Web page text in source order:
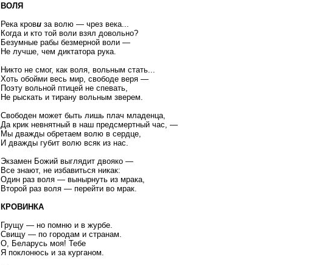
ВОЛЯ
Река крови за волю — чрез века...
Когда и кто той воли взял довольно?
Безумные рабы безмерной воли —
Не лучше, чем диктатора рука.
Никто не смог, как воля, вольным стать...
Хоть обойми весь мир, свободе веря —
Поэту вольной птицей не спевать,
Не рыскать и тирану вольным зверем.
Свободен может быть лишь плач младенца,
Да крик невнятный в наш предсмертный час, —
Мы дважды обретаем волю в сердце,
И дважды губит волю всяк из нас.
Экзамен Божий выглядит двояко —
Все знают, не избавиться никак:
Один раз воля — вынырнуть из мрака,
Второй раз воля — перейти во мрак.
КРОВИНКА
Грущу — но помню и в журбе.
Свищу — по городам и странам.
О, Беларусь моя! Тебе
Я поклонюсь и за курганом.